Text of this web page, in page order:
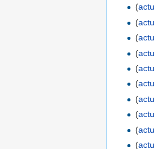
(actu
(actu
(actu
(actu
(actu
(actu
(actu
(actu
(actu
(actu